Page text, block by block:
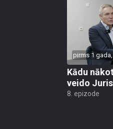
pirms 1
Kādu
veido
8. epizode